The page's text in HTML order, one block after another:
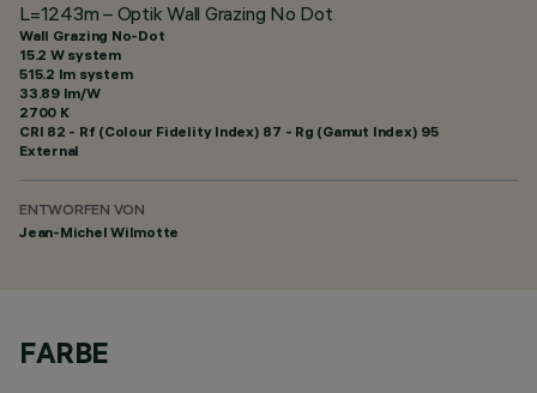
L=1243m – Optik Wall Grazing No Dot
Wall Grazing No-Dot
15.2 W system
515.2 lm system
33.89 lm/W
2700 K
CRI 82 - Rf (Colour Fidelity Index) 87 - Rg (Gamut Index) 95
External
ENTWORFEN VON
Jean-Michel Wilmotte
FARBE